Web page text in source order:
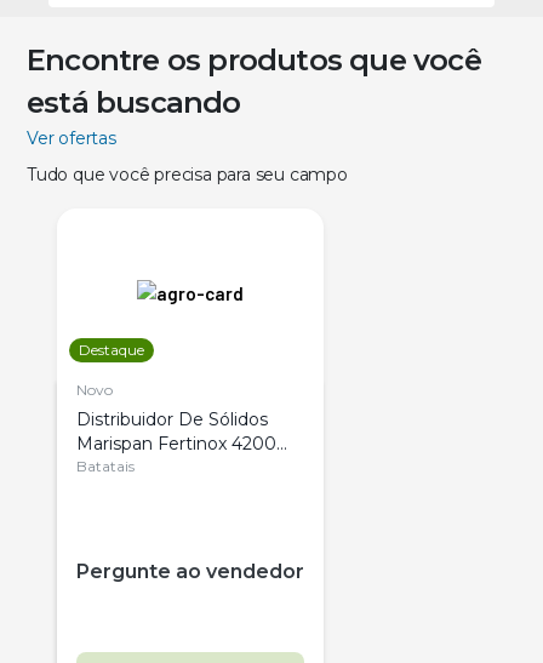
Encontre os produtos que você
está buscando
Ver ofertas
Tudo que você precisa para seu campo
Destaque
Novo
Distribuidor De Sólidos
Marispan Fertinox 4200
Citrus
Batatais
Pergunte ao vendedor